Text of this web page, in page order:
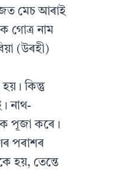
মেচ আৰাই
গোত্ৰ নাম
(উৰহী)
কিন্তু
নাথ-
পূজা কৰে।
পৰাশৰ
হয়, তেন্তে